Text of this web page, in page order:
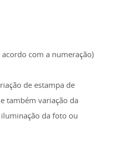
com a numeração)
de estampa de
também variação da
da foto ou